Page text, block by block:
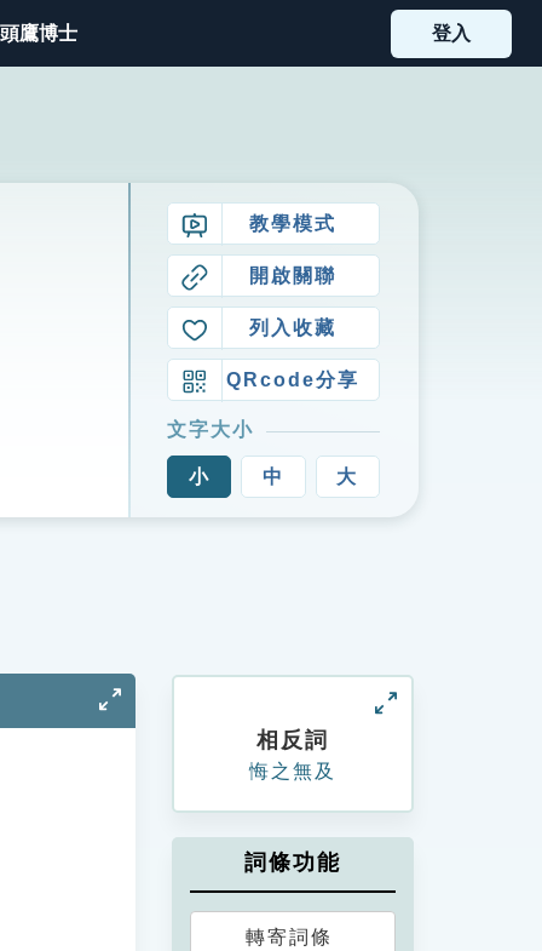
鷹博士 登入
教學模式
開啟關聯
列入收藏
QRcode分享
文字大小
小 中 大
相反詞
悔之無及
詞條功能
轉寄詞條